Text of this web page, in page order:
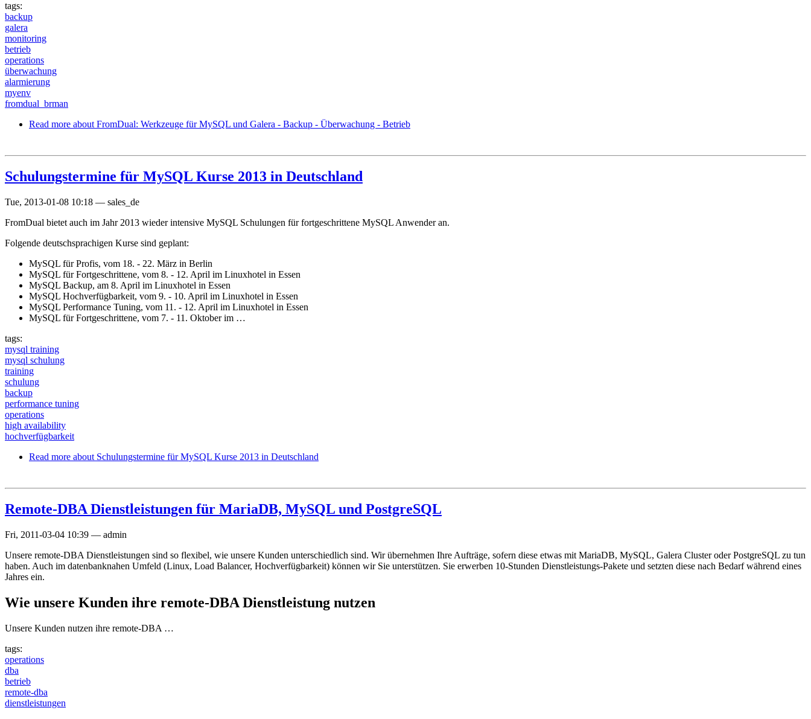
tags:
backup
galera
monitoring
betrieb
operations
überwachung
alarmierung
myenv
fromdual_brman
Read more about FromDual: Werkzeuge für MySQL und Galera - Backup - Überwachung - Betrieb
Schulungstermine für MySQL Kurse 2013 in Deutschland
Tue, 2013-01-08 10:18 — sales_de
FromDual bietet auch im Jahr 2013 wieder intensive MySQL Schulungen für fortgeschrittene MySQL Anwender an.
Folgende deutschsprachigen Kurse sind geplant:
MySQL für Profis, vom 18. - 22. März in Berlin
MySQL für Fortgeschrittene, vom 8. - 12. April im Linuxhotel in Essen
MySQL Backup, am 8. April im Linuxhotel in Essen
MySQL Hochverfügbarkeit, vom 9. - 10. April im Linuxhotel in Essen
MySQL Performance Tuning, vom 11. - 12. April im Linuxhotel in Essen
MySQL für Fortgeschrittene, vom 7. - 11. Oktober im …
tags:
mysql training
mysql schulung
training
schulung
backup
performance tuning
operations
high availability
hochverfügbarkeit
Read more about Schulungstermine für MySQL Kurse 2013 in Deutschland
Remote-DBA Dienstleistungen für MariaDB, MySQL und PostgreSQL
Fri, 2011-03-04 10:39 — admin
Unsere remote-DBA Dienstleistungen sind so flexibel, wie unsere Kunden unterschiedlich sind. Wir übernehmen Ihre Aufträge, sofern diese etwas mit MariaDB, MySQL, Galera Cluster oder PostgreSQL zu tun
haben. Auch im datenbanknahen Umfeld (Linux, Load Balancer, Hochverfügbarkeit) können wir Sie unterstützen. Sie erwerben 10-Stunden Dienstleistungs-Pakete und setzten diese nach Bedarf während eines
Jahres ein.
Wie unsere Kunden ihre remote-DBA Dienstleistung nutzen
Unsere Kunden nutzen ihre remote-DBA …
tags:
operations
dba
betrieb
remote-dba
dienstleistungen